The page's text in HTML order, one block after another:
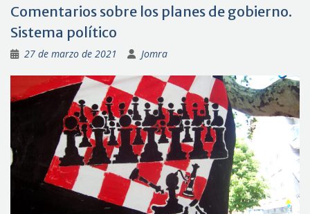
Comentarios sobre los planes de gobierno.
Sistema político
27 de marzo de 2021 Jomra